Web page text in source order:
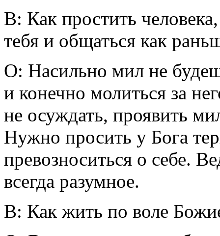
В: Как простить
тебя и общаться как
О: Насильно мил не
и конечно молиться за
не осуждать, проявить
Нужно просить у Бога
превозноситься о себе.
всегда разумное.
В: Как жить по воле